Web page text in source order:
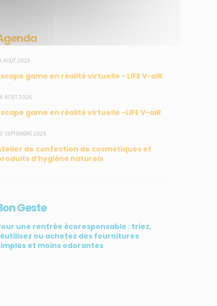
AOÛT 2026
game en réalité virtuelle - LIFE V-aiR
AOÛT 2026
game en réalité virtuelle -LIFE V-aiR
SEPTEMBRE 2026
de confection de cosmétiques et
d’hygiène naturels
Geste
une rentrée écoresponsable : triez,
ou achetez des fournitures
et moins odorantes